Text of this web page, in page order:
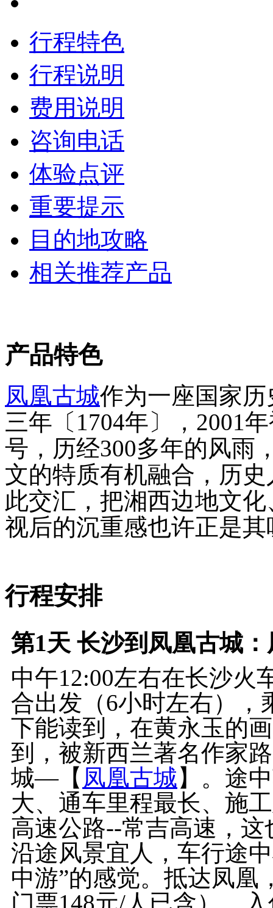
行程特色
行程说明
费用说明
咨询电话
体验点评
重要提示
目的地攻略
相关推荐产品
产品特色
凤凰古城作为一座国家
三年〔1704年〕，2001
号，历经300多年的风雨
文的特质有机融合，历
此交汇，把湘西边地文
视后的沉重感也许正是
行程安排
第1天 长沙到凤凰古城
中午12:00左右在长沙火
合出发（6小时左右），
下能读到，在黄永玉的
到，被新西兰著名作家
城—【 凤凰古城】。途
大、通车里程最长、施
高速公路--常吉高速，
沿途风景宜人，车行途
中游”的感觉。抵达凤凰
门票148元/人已含），